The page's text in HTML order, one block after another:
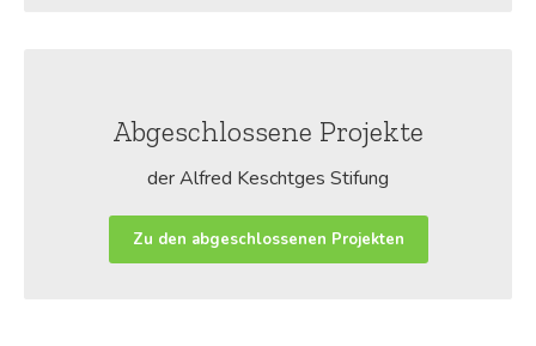
Abgeschlossene Projekte
der Alfred Keschtges Stifung
Zu den abgeschlossenen Projekten